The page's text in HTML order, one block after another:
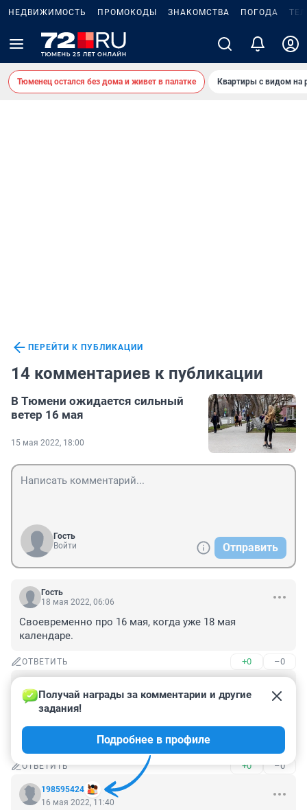
НЕДВИЖИМОСТЬ ПРОМОКОДЫ ЗНАКОМСТВА ПОГОДА
Тюменец остался без дома и живет в палатке Квартиры с видом на
ПЕРЕЙТИ К ПУБЛИКАЦИИ
14 комментариев к публикации
В Тюмени ожидается сильный
ветер 16 мая
15 мая 2022, 18:00
Гость
Войти
Отправить
Гость
18 мая 2022, 06:06
Своевременно про 16 мая, когда уже 18 мая
календаре.
ОТВЕТИТЬ +0 –0
17 мая 2022, 00:12
Мы и так в нашем климате тепла почти не видим, как
можно радоваться прохладному лету? Хочется
жаркую и солнечную погоду!
ОТВЕТИТЬ +0 –0
198595424
Получай награды за комментарии и другие
задания!
Подробнее в профиле
16 мая 2022, 11:40